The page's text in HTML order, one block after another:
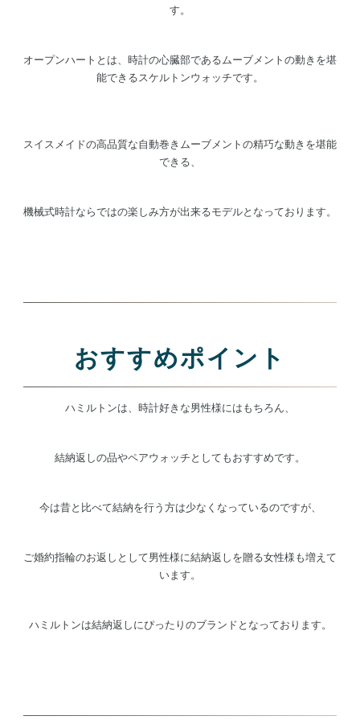
す。
オープンハートとは、時計の心臓部であるムーブメントの動きを堪
能できるスケルトンウォッチです。
スイスメイドの高品質な自動巻きムーブメントの精巧な動きを堪能
できる、
機械式時計ならではの楽しみ方が出来るモデルとなっております。
おすすめポイント
ハミルトンは、時計好きな男性様にはもちろん、
結納返しの品やペアウォッチとしてもおすすめです。
今は昔と比べて結納を行う方は少なくなっているのですが、
ご婚約指輪のお返しとして男性様に結納返しを贈る女性様も増えて
います。
ハミルトンは結納返しにぴったりのブランドとなっております。